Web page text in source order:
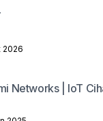
2026
Networks | IoT